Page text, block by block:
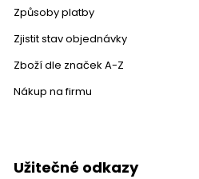
Způsoby platby
Zjistit stav objednávky
Zboží dle značek A-Z
Nákup na firmu
Užitečné odkazy